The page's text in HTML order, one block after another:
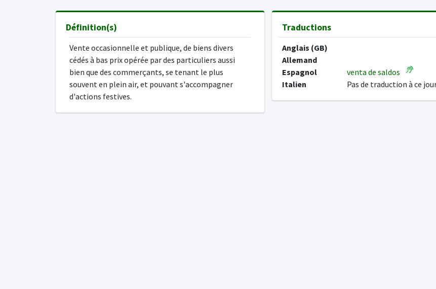
Définition(s)
Vente occasionnelle et publique, de biens divers
cédés à bas prix opérée par des particuliers aussi
bien que des commerçants, se tenant le plus
souvent en plein air, et pouvant s'accompagner
d'actions festives.
Traductions
Anglais (GB)
Allemand
Espagnol
venta de saldos
Italien
Pas de traduction à ce